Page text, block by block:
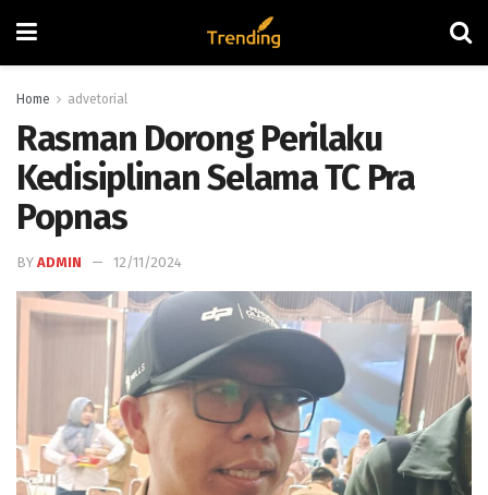
Home advetorial
Rasman Dorong Perilaku
Kedisiplinan Selama TC Pra
Popnas
BY ADMIN 12/11/2024